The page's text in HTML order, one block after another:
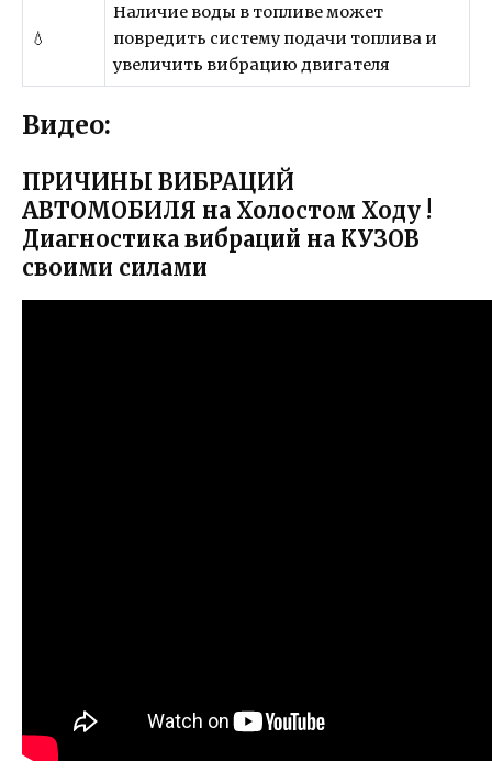
💧
Наличие воды в топливе может
повредить систему подачи топлива и
увеличить вибрацию двигателя
Видео:
ПРИЧИНЫ ВИБРАЦИЙ
АВТОМОБИЛЯ на Холостом Ходу !
Диагностика вибраций на КУЗОВ
своими силами